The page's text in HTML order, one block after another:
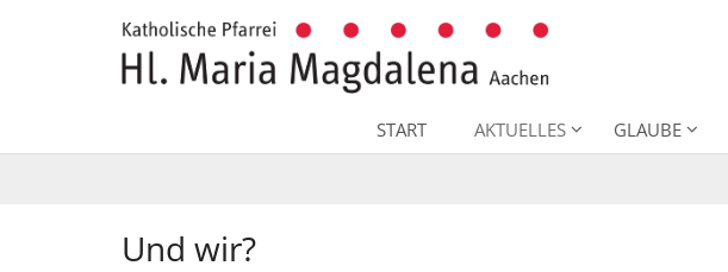
START AKTUELLES GLAUBE
Und wir?